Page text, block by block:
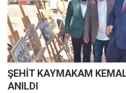
ŞEHİT KAYMAKAM
ANILDI